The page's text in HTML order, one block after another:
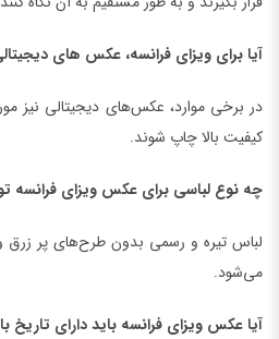
آیا برای ویزای فرانسه، عکس های
در برخی موارد، عکس‌های دیجیتالی نیز
کیفیت بالا چاپ شوند.
چه نوع لباسی برای عکس ویزای فرانسه
لباس تیره و رسمی بدون طرح‌های پر زرق
می‌شود.
آیا عکس ویزای فرانسه باید دارای تاریخ